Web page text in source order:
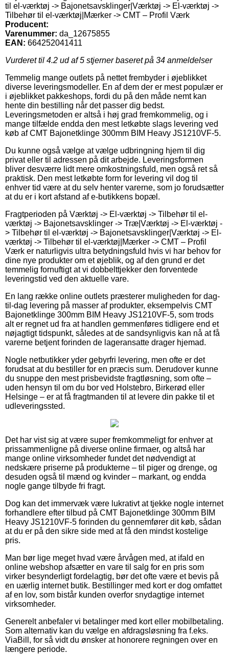
til el-værktøj -> Bajonetsavsklinger|Værktøj -> El-værktøj ->
Tilbehør til el-værktøj|Mærker -> CMT – Profil Værk
Producent:
Varenummer: da_12675855
EAN: 664252041411
Vurderet til 4.2 ud af 5 stjerner baseret på 34 anmeldelser
Temmelig mange outlets på nettet frembyder i øjeblikket
diverse leveringsmodeller. En af dem der er mest populær er
i øjeblikket pakkeshops, fordi du på den måde nemt kan
hente din bestilling når det passer dig bedst.
Leveringsmetoden er altså i høj grad fremkommelig, og i
mange tilfælde endda den mest letkøbte slags levering ved
køb af CMT Bajonetklinge 300mm BIM Heavy JS1210VF-5.
Du kunne også vælge at vælge udbringning hjem til dig
privat eller til adressen på dit arbejde. Leveringsformen
bliver desværre lidt mere omkostningsfuld, men også ret så
praktisk. Den mest letkøbte form for levering vil dog til
enhver tid være at du selv henter varerne, som jo forudsætter
at du er i kort afstand af e-butikkens bopæl.
Fragtperioden på Værktøj -> El-værktøj -> Tilbehør til el-
værktøj -> Bajonetsavsklinger -> Træ|Værktøj -> El-værktøj -
> Tilbehør til el-værktøj -> Bajonetsavsklinger|Værktøj -> El-
værktøj -> Tilbehør til el-værktøj|Mærker -> CMT – Profil
Værk er naturligvis ultra betydningsfuld hvis vi har behov for
dine nye produkter om et øjeblik, og af den grund er det
temmelig fornuftigt at vi dobbelttjekker den forventede
leveringstid ved den aktuelle vare.
En lang række online outlets præsterer muligheden for dag-
til-dag levering på masser af produkter, eksempelvis CMT
Bajonetklinge 300mm BIM Heavy JS1210VF-5, som trods
alt er regnet ud fra at handlen gemmenføres tidligere end et
nøjagtigt tidspunkt, således at de sandsynligvis kan nå at få
varerne betjent forinden de lageransatte drager hjemad.
Nogle netbutikker yder gebyrfri levering, men ofte er det
forudsat at du bestiller for en præcis sum. Derudover kunne
du snuppe den mest prisbevidste fragtløsning, som ofte –
uden hensyn til om du bor ved Holstebro, Birkerød eller
Helsinge – er at få fragtmanden til at levere din pakke til et
udleveringssted.
Det har vist sig at være super fremkommeligt for enhver at
prissammenligne på diverse online firmaer, og altså har
mange online virksomheder fundet det nødvendigt at
nedskære priserne på produkterne – til piger og drenge, og
desuden også til mænd og kvinder – markant, og endda
nogle gange tilbyde fri fragt.
Dog kan det immervæk være lukrativt at tjekke nogle internet
forhandlere efter tilbud på CMT Bajonetklinge 300mm BIM
Heavy JS1210VF-5 forinden du gennemfører dit køb, sådan
at du er på den sikre side med at få den mindst kostelige
pris.
Man bør lige meget hvad være årvågen med, at ifald en
online webshop afsætter en vare til salg for en pris som
virker besynderligt fordelagtig, bør det ofte være et bevis på
en uærlig internet butik. Bestillinger med kort er dog omfattet
af en lov, som bistår kunden overfor snydagtige internet
virksomheder.
Generelt anbefaler vi betalinger med kort eller mobilbetaling.
Som alternativ kan du vælge en afdragsløsning fra f.eks.
ViaBill, for så vidt du ønsker at honorere regningen over en
længere periode.